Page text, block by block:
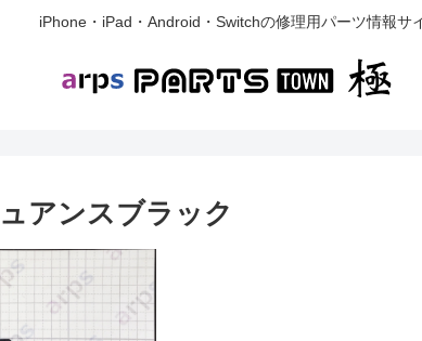
iPhone・iPad・Android・Switchの修理用パーツ情報サ
アンスブラック